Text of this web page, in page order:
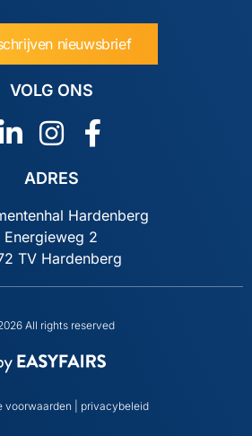
nieuwsbrief
VOLG ONS
ADRES
Hardenberg
Energieweg 2
TV Hardenberg
All rights reserved
voorwaarden privacybeleid